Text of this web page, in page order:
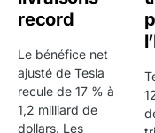
actionset les
Que fait Tesla,
est-elle autant
Tesla, Inc. evolue
record
Le bénéfice net
ajusté de Tesla
recule de 17 % à
1,2 milliard de
dollars. Les